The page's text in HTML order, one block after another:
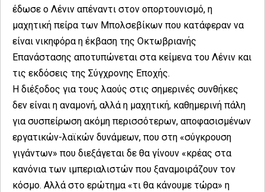
έδωσε ο Λένιν απέναντι στον οπορτουνισμό, η
μαχητική πείρα των Μπολσεβίκων που κατάφεραν να
είναι νικηφόρα η έκβαση της Οκτωβριανής
Επανάστασης αποτυπώνεται στα κείμενα του Λένιν και
τις εκδόσεις της Σύγχρονης Εποχής.
Η διέξοδος για τους λαούς στις σημερινές συνθήκες
δεν είναι η αναμονή, αλλά η μαχητική, καθημερινή πάλη
για συσπείρωση ακόμη περισσότερων, αποφασισμένων
εργατικών-λαϊκών δυνάμεων, που στη «σύγκρουση
γιγάντων» που διεξάγεται δε θα γίνουν «κρέας στα
κανόνια των ιμπεριαλιστών που ξαναμοιράζουν τον
κόσμο. Αλλά στο ερώτημα «τι θα κάνουμε τώρα» η